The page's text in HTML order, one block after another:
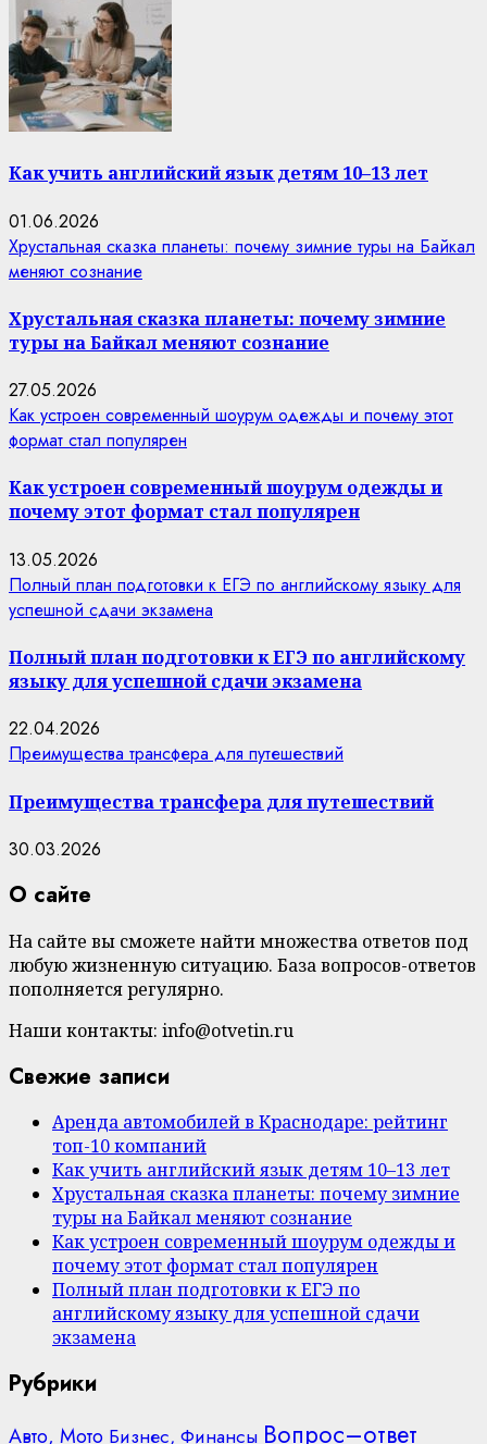
Как учить английский язык детям 10–13 лет
01.06.2026
Хрустальная сказка планеты: почему зимние туры на Байкал
меняют сознание
Хрустальная сказка планеты: почему зимние
туры на Байкал меняют сознание
27.05.2026
Как устроен современный шоурум одежды и почему этот
формат стал популярен
Как устроен современный шоурум одежды и
почему этот формат стал популярен
13.05.2026
Полный план подготовки к ЕГЭ по английскому языку для
успешной сдачи экзамена
Полный план подготовки к ЕГЭ по английскому
языку для успешной сдачи экзамена
22.04.2026
Преимущества трансфера для путешествий
Преимущества трансфера для путешествий
30.03.2026
О сайте
На сайте вы сможете найти множества ответов под
любую жизненную ситуацию. База вопросов-ответов
пополняется регулярно.
Наши контакты: info@otvetin.ru
Свежие записи
Аренда автомобилей в Краснодаре: рейтинг
топ-10 компаний
Как учить английский язык детям 10–13 лет
Хрустальная сказка планеты: почему зимние
туры на Байкал меняют сознание
Как устроен современный шоурум одежды и
почему этот формат стал популярен
Полный план подготовки к ЕГЭ по
английскому языку для успешной сдачи
экзамена
Рубрики
Авто, Мото Бизнес, Финансы Вопрос–ответ